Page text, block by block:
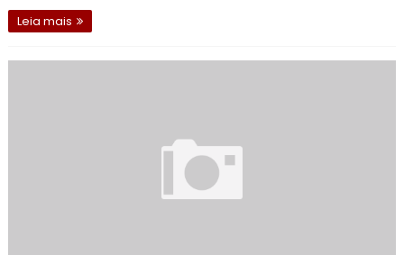
Leia mais